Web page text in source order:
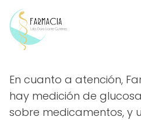
En cuanto a atención,
hay medición de
sobre medicamentos, y